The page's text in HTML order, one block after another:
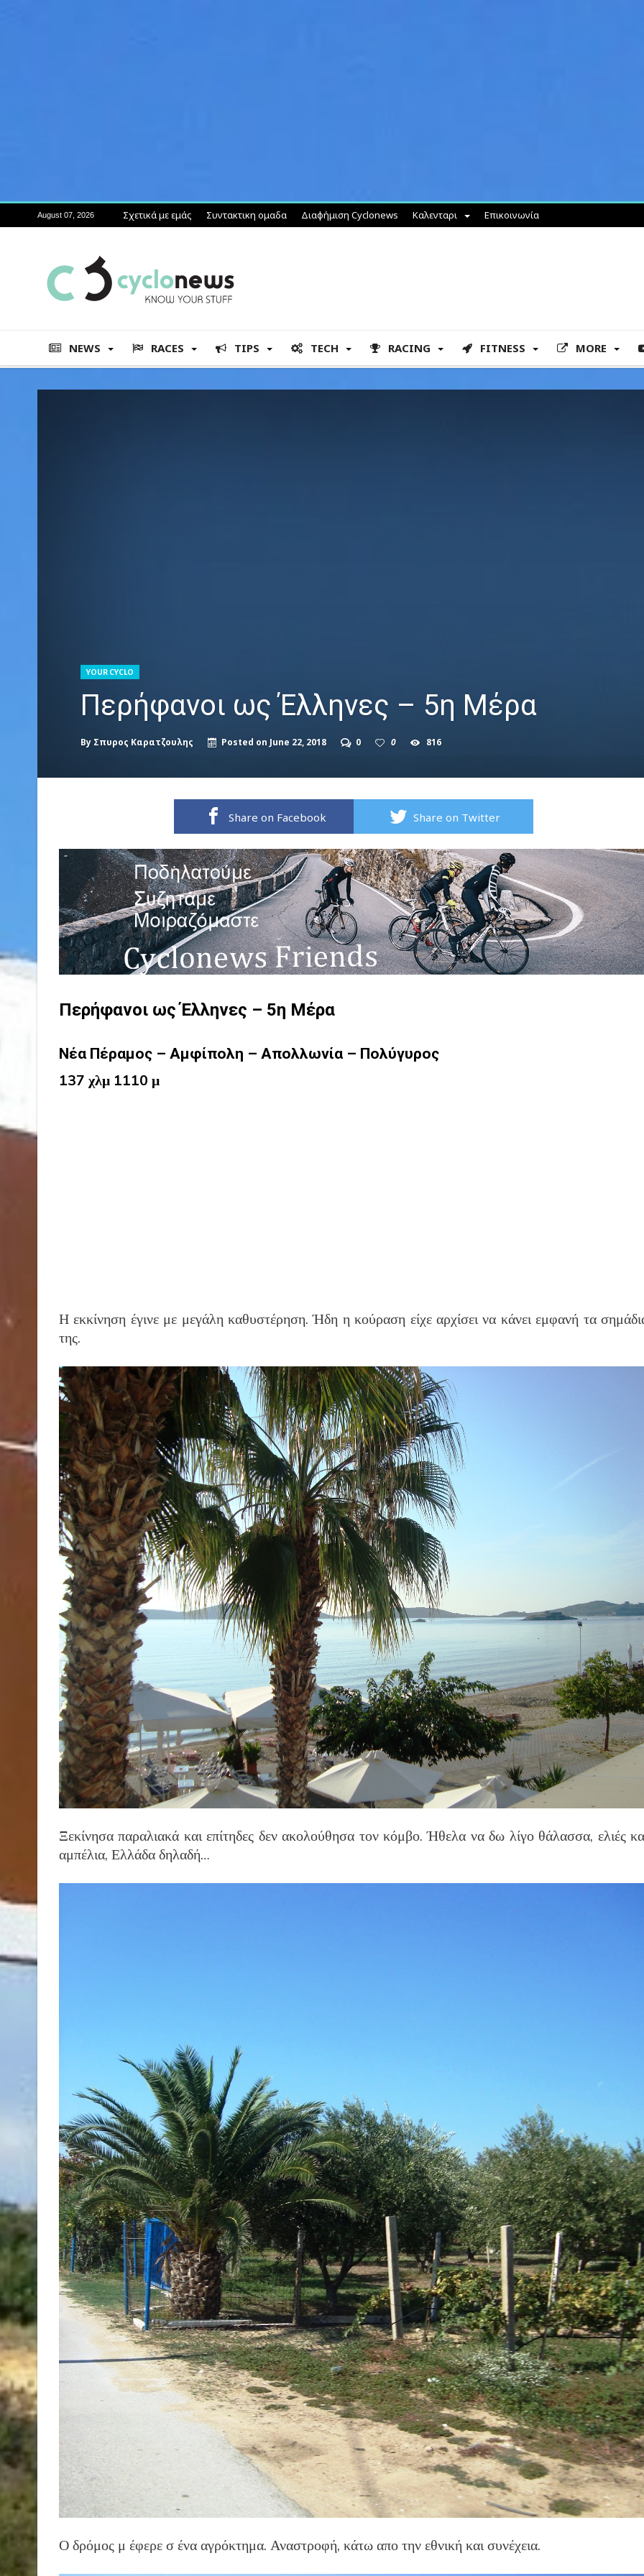
August 07, 2026 Σχετικά με εμάς Συντακτικη ομαδα Διαφήμιση Cyclonews Καλενταρι Επικοινωνία
NEWS RACES TIPS TECH RACING FITNESS MORE
YOUR CYCLO
Περήφανοι ως Έλληνες – 5η Μέρα
By Σπυρος Καρατζουλης Posted on June 22, 2018 0 0 816
Share on Facebook Share on Twitter
Περήφανοι ως Έλληνες – 5η Μέρα
Νέα Πέραμος – Αμφίπολη – Απολλωνία – Πολύγυρος
137 χλμ 1110 μ
Η εκκίνηση έγινε με μεγάλη καθυστέρηση. Ήδη η κούραση είχε αρχίσει να κάνει εμφανή τα
της.
Ξεκίνησα παραλιακά και επίτηδες δεν ακολούθησα τον κόμβο. Ήθελα να δω λίγο θάλασσα, ελιές
αμπέλια, Ελλάδα δηλαδή…
Ο δρόμος μ έφερε σ ένα αγρόκτημα. Αναστροφή, κάτω απο την εθνική και συνέχεια.